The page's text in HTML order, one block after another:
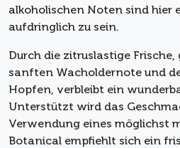
alkoholischen Noten sind hier
aufdringlich zu sein.
Durch die zitruslastige
sanften Wacholdernote und
Hopfen, verbleibt ein
Unterstützt wird das
Verwendung eines möglichst
Botanical empfiehlt sich ein